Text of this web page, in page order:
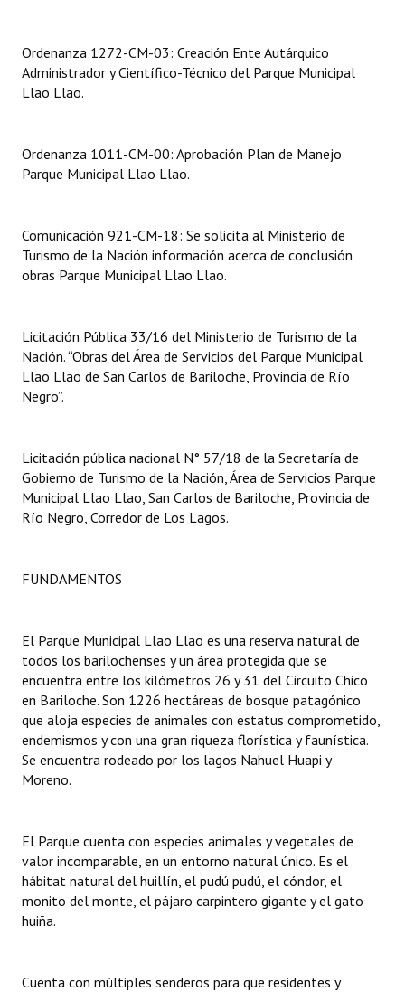
Ejecución Presupuestaria
NORMATIVA
Declaraciones
Resoluciones de Presidencia
INSTITUCIONAL
Noticias Destacadas
Registros y Distinciones
Premio al Mérito - Registro
Audiencias Públicas - Registro
Periodistas Decanos - Registro
Banca del Vecino - Registro
Huéspedes de Honor - Registro
Antiguos Pobladores - Registro
Reconocimientos - Registro
REFORMA DE LA CARTA ORGÁNICA
Ordenanza 1272-CM-03: Creación Ente Autárquico
Administrador y Científico-Técnico del Parque Municipal
Llao Llao.
Ordenanza 1011-CM-00: Aprobación Plan de Manejo
Parque Municipal Llao Llao.
Comunicación 921-CM-18: Se solicita al Ministerio de
Turismo de la Nación información acerca de conclusión
obras Parque Municipal Llao Llao.
Licitación Pública 33/16 del Ministerio de Turismo de la
Nación. “Obras del Área de Servicios del Parque Municipal
Llao Llao de San Carlos de Bariloche, Provincia de Río
Negro”.
Licitación pública nacional N° 57/18 de la Secretaría de
Gobierno de Turismo de la Nación, Área de Servicios Parque
Municipal Llao Llao, San Carlos de Bariloche, Provincia de
Río Negro, Corredor de Los Lagos.
FUNDAMENTOS
El Parque Municipal Llao Llao es una reserva natural de
todos los barilochenses y un área protegida que se
encuentra entre los kilómetros 26 y 31 del Circuito Chico
en Bariloche. Son 1226 hectáreas de bosque patagónico
que aloja especies de animales con estatus comprometido,
endemismos y con una gran riqueza florística y faunística.
Se encuentra rodeado por los lagos Nahuel Huapi y
Moreno.
El Parque cuenta con especies animales y vegetales de
valor incomparable, en un entorno natural único. Es el
hábitat natural del huillín, el pudú pudú, el cóndor, el
monito del monte, el pájaro carpintero gigante y el gato
huiña.
Cuenta con múltiples senderos para que residentes y